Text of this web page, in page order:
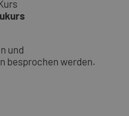
und
besprochen werden.